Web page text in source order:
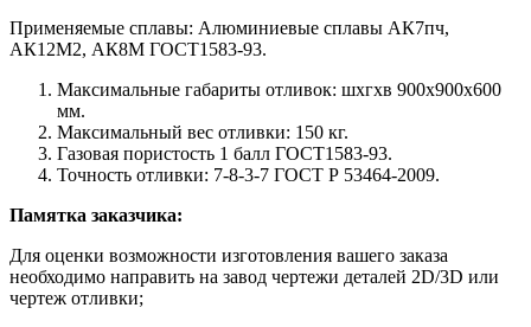
Применяемые сплавы: Алюминиевые сплавы АК7пч,
АК12М2, АК8М ГОСТ1583-93.
Максимальные габариты отливок: шхгхв 900х900х600
мм.
Максимальный вес отливки: 150 кг.
Газовая пористость 1 балл ГОСТ1583-93.
Точность отливки: 7-8-3-7 ГОСТ Р 53464-2009.
Памятка заказчика:
Для оценки возможности изготовления вашего заказа
необходимо направить на завод чертежи деталей 2D/3D или
чертеж отливки;